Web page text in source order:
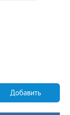
Добавить